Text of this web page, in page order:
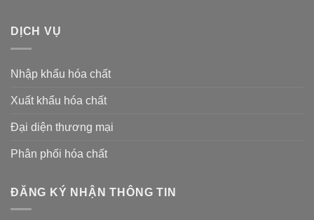
DỊCH VỤ
Nhập khẩu hóa chất
Xuất khẩu hóa chất
Đại diện thương mại
Phân phối hóa chất
ĐĂNG KÝ NHẬN THÔNG TIN